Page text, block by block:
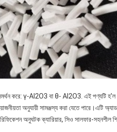
করে: γ-Al2O3 বা θ- Al2O3. এই পণ্যটি হ'ল
অনুযায়ী সামঞ্জস্য করা যেতে পারে।এটি
অনুঘটক ক্যারিয়ার, সিও সালফার-সহনশীল